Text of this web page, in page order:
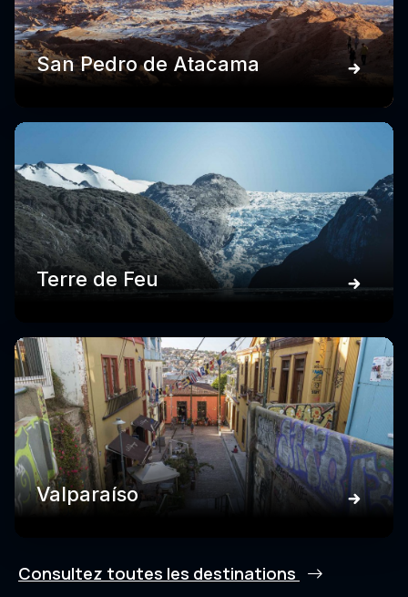
San Pedro de Atacama
Terre de Feu
Valparaíso
Consultez toutes les destinations